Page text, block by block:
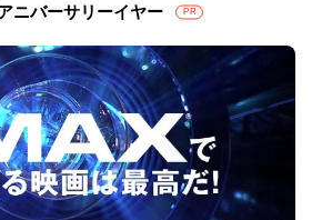
ニバーサリーイヤー PR